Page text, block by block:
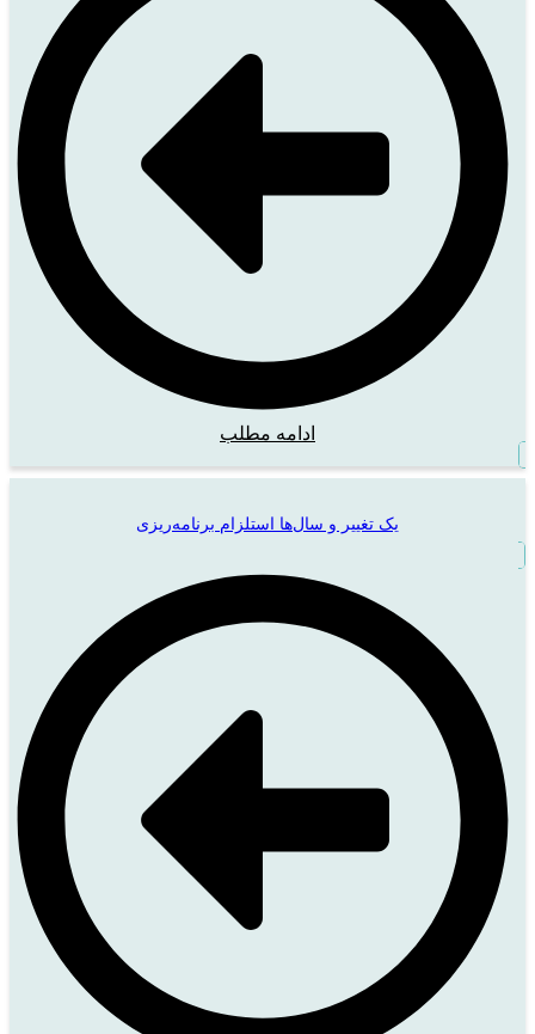
ادامه مطلب
یک تغییر و سال‌ها استلزام برنامه‌ریزی